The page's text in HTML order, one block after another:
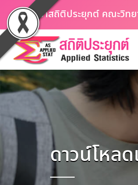
ภาควิชาสถิติประยุกต์ คณะวิท
ดาวน์โหล